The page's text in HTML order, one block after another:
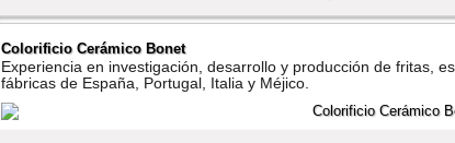
Colorificio Cerámico Bonet
Experiencia en investigación, desarrollo y producción de fritas,
fábricas de España, Portugal, Italia y Méjico.